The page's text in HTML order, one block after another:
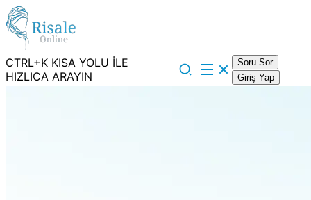
CTRL+K KISA YOLU İLE
HIZLICA ARAYIN
Soru Sor
Giriş Yap